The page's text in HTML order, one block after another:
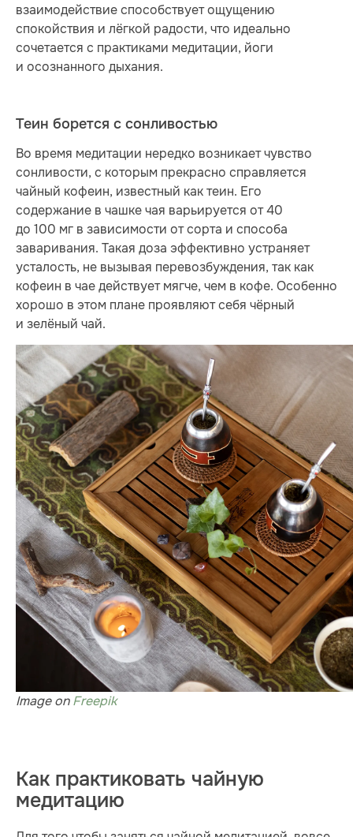
взаимодействие способствует ощущению
спокойствия и лёгкой радости, что идеально
сочетается с практиками медитации, йоги
и осознанного дыхания.
Теин борется с сонливостью
Во время медитации нередко возникает чувство
сонливости, с которым прекрасно справляется
чайный кофеин, известный как теин. Его
содержание в чашке чая варьируется от 40
до 100 мг в зависимости от сорта и способа
заваривания. Такая доза эффективно устраняет
усталость, не вызывая перевозбуждения, так как
кофеин в чае действует мягче, чем в кофе. Особенно
хорошо в этом плане проявляют себя чёрный
и зелёный чай.
Image onFreepik
Как практиковать чайную
медитацию